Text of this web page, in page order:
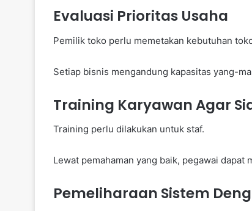
Evaluasi Prioritas Usaha
Pemilik toko perlu memetakan kebutuhan
Setiap bisnis mengandung kapasitas yang-
Training Karyawan Agar
Training perlu dilakukan untuk staf.
Lewat pemahaman yang baik, pegawai
Pemeliharaan Sistem